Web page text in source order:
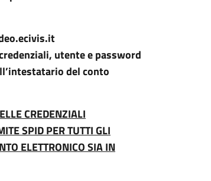
credenziali, utente e password
del conto
CREDENZIALI
SPID PER TUTTI GLI
ELETTRONICO SIA IN